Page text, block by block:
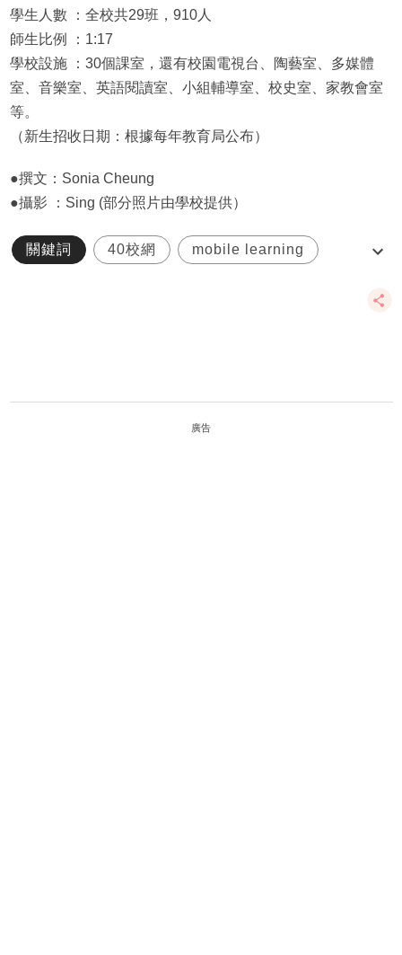
學生人數 ：全校共29班，910人
師生比例 ：1:17
學校設施 ：30個課室，還有校園電視台、陶藝室、多媒體
室、音樂室、英語閱讀室、小組輔導室、校史室、家教會室
等。
（新生招收日期：根據每年教育局公布）
●撰文：Sonia Cheung
●攝影 ：Sing (部分照片由學校提供）
關鍵詞 40校網 mobile learning
廣告